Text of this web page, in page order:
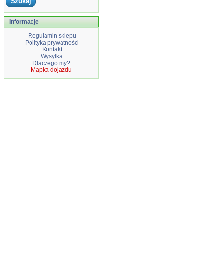
Informacje
Regulamin sklepu
Polityka prywatności
Kontakt
Wysyłka
Dlaczego my?
Mapka dojazdu